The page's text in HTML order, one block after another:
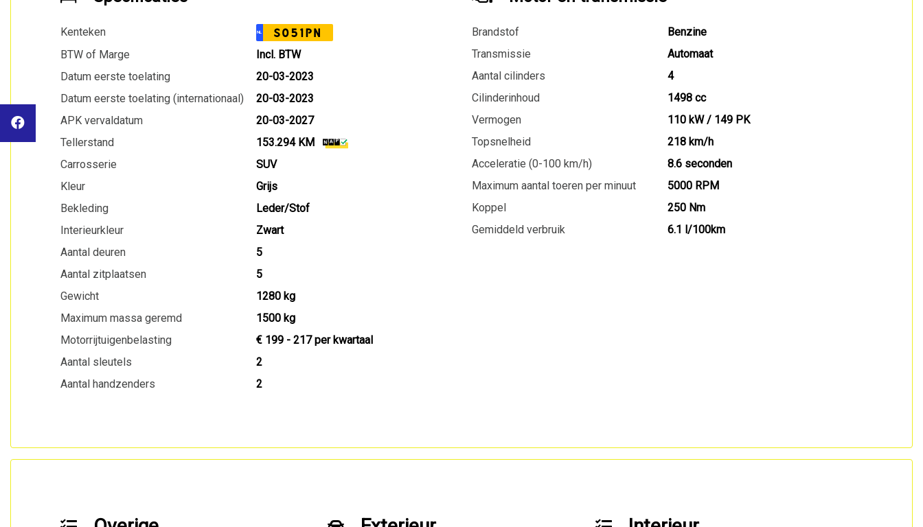
Kenteken NL S051PN
BTW of Marge
Incl. BTW
Datum eerste toelating
20-03-2023
Datum eerste toelating (internationaal)
20-03-2023
APK vervaldatum
20-03-2027
Tellerstand
153.294 KM
Carrosserie
SUV
Kleur
Grijs
Bekleding
Leder/Stof
Interieurkleur
Zwart
Aantal deuren
5
Aantal zitplaatsen
5
Gewicht
1280 kg
Maximum massa geremd
1500 kg
Motorrijtuigenbelasting
€ 199 - 217 per kwartaal
Aantal sleutels
2
Aantal handzenders
2
Brandstof
Benzine
Transmissie
Automaat
Aantal cilinders
4
Cilinderinhoud
1498 cc
Vermogen
110 kW / 149 PK
Topsnelheid
218 km/h
Acceleratie (0-100 km/h)
8.6 seconden
Maximum aantal toeren per minuut
5000 RPM
Koppel
250 Nm
Gemiddeld verbruik
6.1 l/100km